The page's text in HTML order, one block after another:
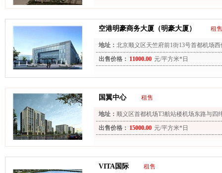
空港明豪商务大厦（明豪大厦） 租售
地址： 北京顺义区天竺府前1街13号首都机场西
出售价格： 11000.00 元/平方米*日
国翼中心 租售
地址： 顺义区首都机场T3航站楼机场东路与四
出售价格： 15000.00 元/平方米*日
VITA国际 租售